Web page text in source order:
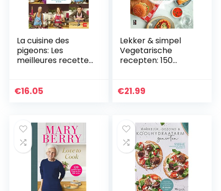
La cuisine des
pigeons: Les
meilleures recettes
€16.05
Lekker & simpel
Vegetarische
recepten: 150
€21.99